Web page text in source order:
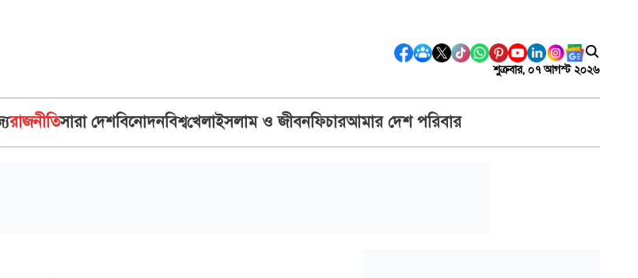
শুক্রবার, ০৭ আগস্ট ২০২৬
রাজনীতিসারা দেশবিনোদনবিশ্বখেলাইসলাম ও জীবনফিচারআমার দেশ পরিবার